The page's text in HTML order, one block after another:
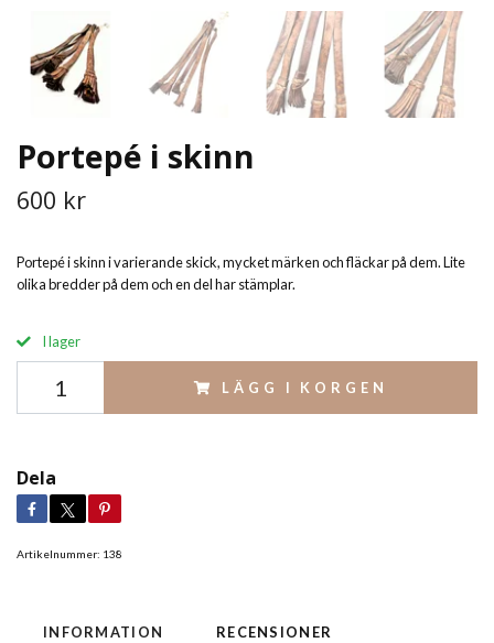
Portepé i skinn
600 kr
Portepé i skinn i varierande skick, mycket märken och fläckar på dem. Lite
olika bredder på dem och en del har stämplar.
I lager
LÄGG I KORGEN
Dela
Artikelnummer: 138
INFORMATION RECENSIONER